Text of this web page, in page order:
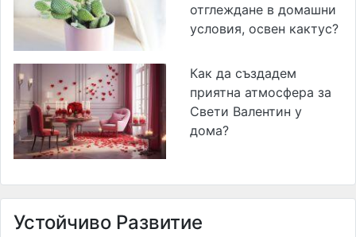
отглеждане в домашни
условия, освен кактус?
Как да създадем
приятна атмосфера за
Свети Валентин у
дома?
Устойчиво Развитие